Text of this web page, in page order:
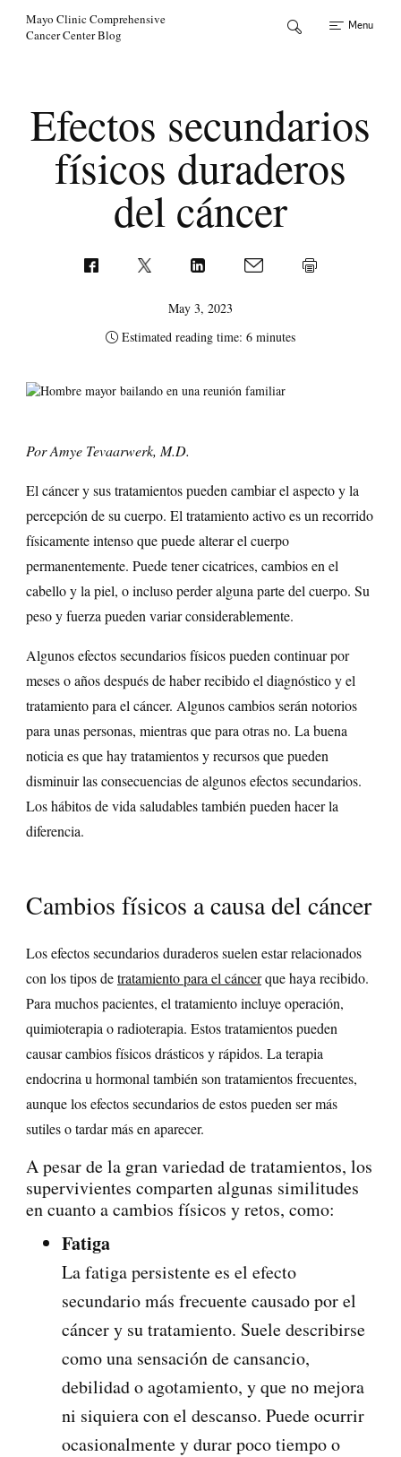
Mayo Clinic Comprehensive
Cancer Center Blog
Menu
Efectos secundarios
físicos duraderos
del cáncer
May 3, 2023
Estimated reading time: 6 minutes
Por Amye Tevaarwerk, M.D.
El cáncer y sus tratamientos pueden cambiar el aspecto y la
percepción de su cuerpo. El tratamiento activo es un recorrido
físicamente intenso que puede alterar el cuerpo
permanentemente. Puede tener cicatrices, cambios en el
cabello y la piel, o incluso perder alguna parte del cuerpo. Su
peso y fuerza pueden variar considerablemente.
Algunos efectos secundarios físicos pueden continuar por
meses o años después de haber recibido el diagnóstico y el
tratamiento para el cáncer. Algunos cambios serán notorios
para unas personas, mientras que para otras no. La buena
noticia es que hay tratamientos y recursos que pueden
disminuir las consecuencias de algunos efectos secundarios.
Los hábitos de vida saludables también pueden hacer la
diferencia.
Cambios físicos a causa del cáncer
Los efectos secundarios duraderos suelen estar relacionados
con los tipos detratamiento para el cáncerque haya recibido.
Para muchos pacientes, el tratamiento incluye operación,
quimioterapia o radioterapia. Estos tratamientos pueden
causar cambios físicos drásticos y rápidos. La terapia
endocrina u hormonal también son tratamientos frecuentes,
aunque los efectos secundarios de estos pueden ser más
sutiles o tardar más en aparecer.
A pesar de la gran variedad de tratamientos, los
supervivientes comparten algunas similitudes
en cuanto a cambios físicos y retos, como:
Fatiga
La fatiga persistente es el efecto
secundario más frecuente causado por el
cáncer y su tratamiento. Suele describirse
como una sensación de cansancio,
debilidad o agotamiento, y que no mejora
ni siquiera con el descanso. Puede ocurrir
ocasionalmente y durar poco tiempo o